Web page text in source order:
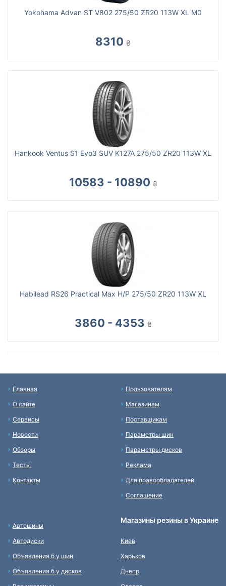
Yokohama Advan ST V802 275/50 ZR20 113W XL M0
8310 ₴
Hankook Ventus S1 Evo3 SUV K127A 275/50 ZR20 113W XL
10583 - 10890 ₴
Habilead RS26 Practical Max H/P 275/50 ZR20 113W XL
3860 - 4353 ₴
Главная
О сайте
Сервисы
Новости
Обзоры
Тесты
Контакты
Пользователям
Магазинам
Поставщикам
Параметры шин
Параметры дисков
Реклама
Для правообладателей
Соглашение
Автошины
Автодиски
Объявления б у шин
Объявления б у дисков
Магазины резины в Украине
Киев
Харьков
Днепр